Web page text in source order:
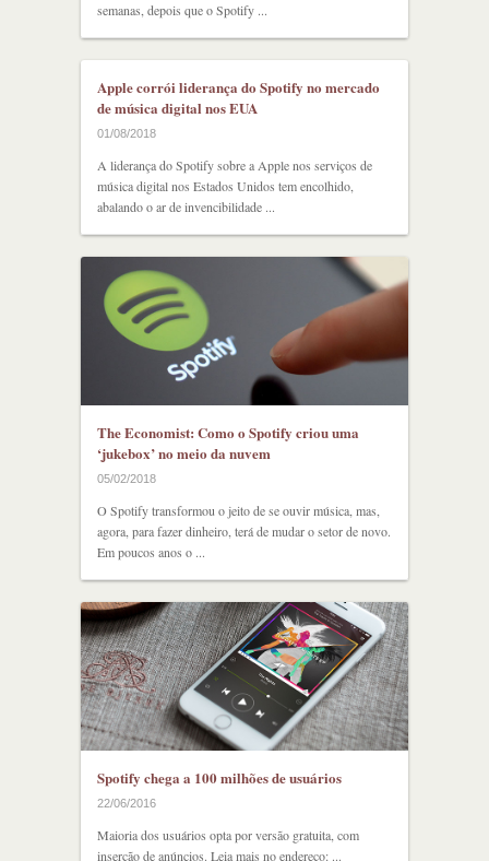
semanas, depois que o Spotify ...
Apple corrói liderança do Spotify no mercado
de música digital nos EUA
01/08/2018
A liderança do Spotify sobre a Apple nos serviços de
música digital nos Estados Unidos tem encolhido,
abalando o ar de invencibilidade ...
The Economist: Como o Spotify criou uma
‘jukebox’ no meio da nuvem
05/02/2018
O Spotify transformou o jeito de se ouvir música, mas,
agora, para fazer dinheiro, terá de mudar o setor de novo.
Em poucos anos o ...
Spotify chega a 100 milhões de usuários
22/06/2016
Maioria dos usuários opta por versão gratuita, com
inserção de anúncios. Leia mais no endereço: ...